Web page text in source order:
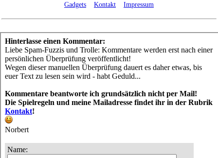
Gadgets
Kontakt Impressum